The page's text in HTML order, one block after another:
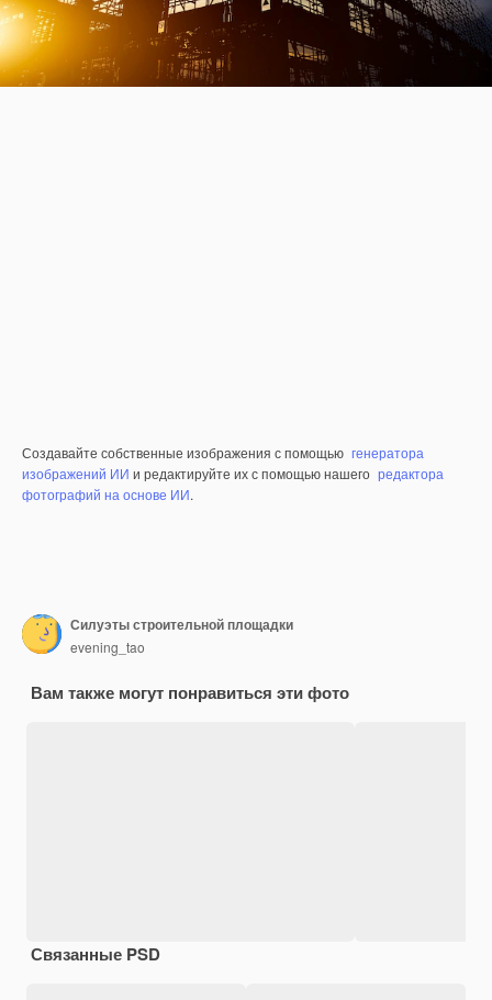
Создавайте собственные изображения с помощью генератора
изображений ИИ и редактируйте их с помощью нашего редактора
фотографий на основе ИИ.
Силуэты строительной площадки
evening_tao
Вам также могут понравиться эти фото
Связанные PSD